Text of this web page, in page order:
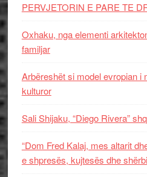
PERVJETORIN E PARE TE
Oxhaku, nga elementi
familjar
Arbëreshët si model evropian i
kulturor
Sali Shijaku, “Diego Rivera”
“Dom Fred Kalaj, mes altarit
e shpresës, kujtesës dhe